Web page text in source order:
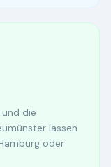
die
lassen
oder